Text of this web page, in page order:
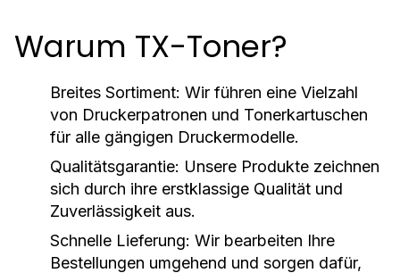
Warum TX-Toner?
Breites Sortiment: Wir führen eine Vielzahl
von Druckerpatronen und Tonerkartuschen
für alle gängigen Druckermodelle.
Qualitätsgarantie: Unsere Produkte zeichnen
sich durch ihre erstklassige Qualität und
Zuverlässigkeit aus.
Schnelle Lieferung: Wir bearbeiten Ihre
Bestellungen umgehend und sorgen dafür,